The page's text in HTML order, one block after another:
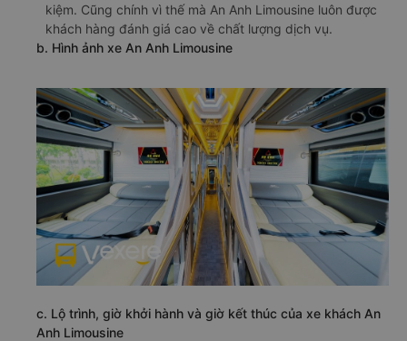
kiệm. Cũng chính vì thế mà An Anh Limousine luôn được
khách hàng đánh giá cao về chất lượng dịch vụ.
b. Hình ảnh xe An Anh Limousine
c. Lộ trình, giờ khởi hành và giờ kết thúc của xe khách An
Anh Limousine